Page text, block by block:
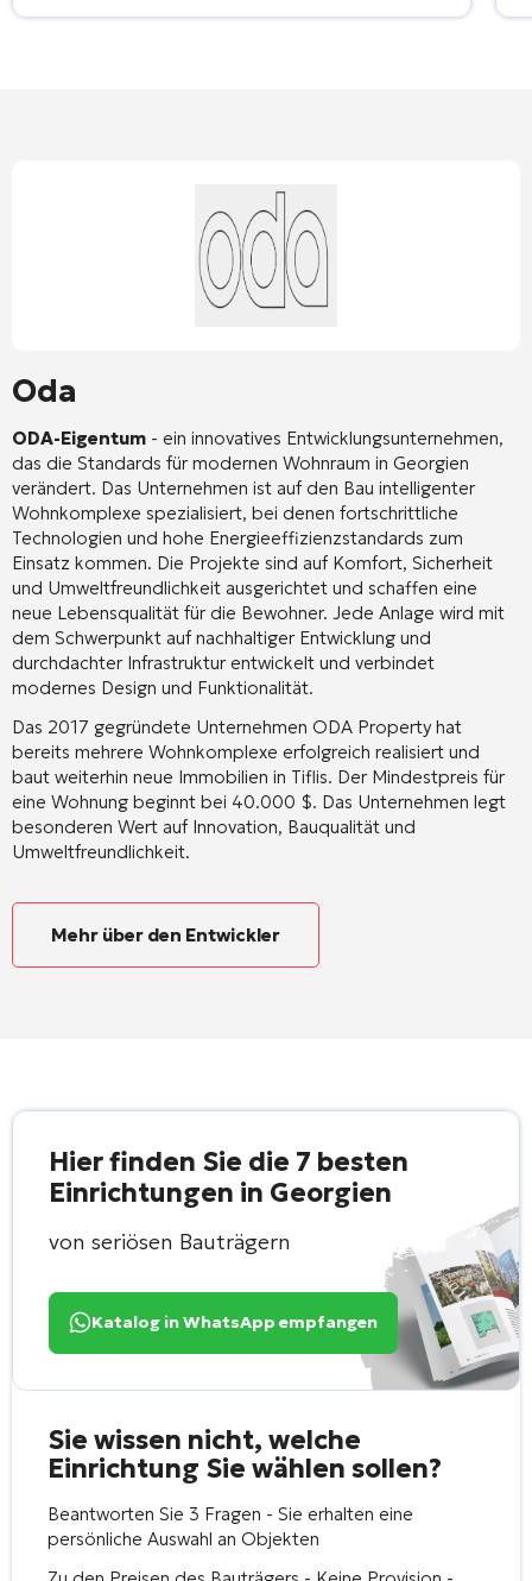
Oda
ODA-Eigentum - ein innovatives Entwicklungsunternehmen,
das die Standards für modernen Wohnraum in Georgien
verändert. Das Unternehmen ist auf den Bau intelligenter
Wohnkomplexe spezialisiert, bei denen fortschrittliche
Technologien und hohe Energieeffizienzstandards zum
Einsatz kommen. Die Projekte sind auf Komfort, Sicherheit
und Umweltfreundlichkeit ausgerichtet und schaffen eine
neue Lebensqualität für die Bewohner. Jede Anlage wird mit
dem Schwerpunkt auf nachhaltiger Entwicklung und
durchdachter Infrastruktur entwickelt und verbindet
modernes Design und Funktionalität.
Das 2017 gegründete Unternehmen ODA Property hat
bereits mehrere Wohnkomplexe erfolgreich realisiert und
baut weiterhin neue Immobilien in Tiflis. Der Mindestpreis für
eine Wohnung beginnt bei 40.000 $. Das Unternehmen legt
besonderen Wert auf Innovation, Bauqualität und
Umweltfreundlichkeit.
Mehr über den Entwickler
Hier finden Sie die 7 besten
Einrichtungen in Georgien
von seriösen Bauträgern
Katalog in WhatsApp empfangen
Sie wissen nicht, welche
Einrichtung Sie wählen sollen?
Beantworten Sie 3 Fragen - Sie erhalten eine
persönliche Auswahl an Objekten